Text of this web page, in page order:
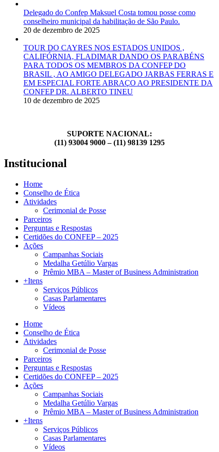
Delegado do Confep Maksuel Costa tomou posse como
conselheiro municipal da habilitação de São Paulo.
20 de dezembro de 2025
TOUR DO CAYRES NOS ESTADOS UNIDOS ,
CALIFÓRNIA, FLADIMAR DANDO OS PARABÉNS
PARA TODOS OS MEMBROS DA CONFEP DO
BRASIL , AO AMIGO DELEGADO JARBAS FERRAS E
EM ESPECIAL FORTE ABRAÇO AO PRESIDENTE DA
CONFEP DR. ALBERTO TINEU
10 de dezembro de 2025
SUPORTE NACIONAL:
(11) 93004 9000 – (11) 98139 1295
Institucional
Home
Conselho de Ética
Atividades
Cerimonial de Posse
Parceiros
Perguntas e Respostas
Certidões do CONFEP – 2025
Ações
Campanhas Sociais
Medalha Getúlio Vargas
Prêmio MBA – Master of Business Administration
+Itens
Serviços Públicos
Casas Parlamentares
Vídeos
Home
Conselho de Ética
Atividades
Cerimonial de Posse
Parceiros
Perguntas e Respostas
Certidões do CONFEP – 2025
Ações
Campanhas Sociais
Medalha Getúlio Vargas
Prêmio MBA – Master of Business Administration
+Itens
Serviços Públicos
Casas Parlamentares
Vídeos